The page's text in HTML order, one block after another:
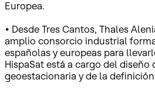
Europea.
• Desde Tres Cantos, Thales
amplio consorcio industrial
españolas y europeas para
HispaSat está a cargo del diseño
geoestacionaria y de la